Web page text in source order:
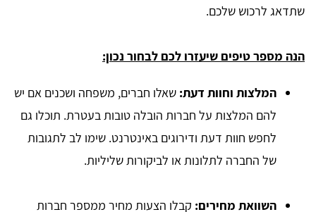
שתדאג לרכוש שלכם.
הנה מספר טיפים שיעזרו לכם לבחור נכון:
המלצות וחוות דעת: שאלו חברים, משפחה ושכנים אם יש
להם המלצות על חברות הובלה טובות בעטרת. תוכלו גם
לחפש חוות דעת ודירוגים באינטרנט. שימו לב לתגובות
של החברה לתלונות או לביקורות שליליות.
השוואת מחירים: קבלו הצעות מחיר ממספר חברות